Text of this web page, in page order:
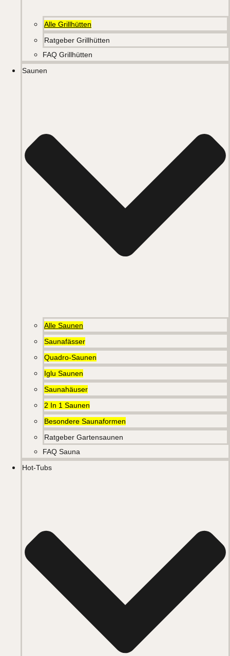
Alle Grillhütten
Ratgeber Grillhütten
FAQ Grillhütten
Saunen
Alle Saunen
Saunafässer
Quadro-Saunen
Iglu Saunen
Saunahäuser
2 In 1 Saunen
Besondere Saunaformen
Ratgeber Gartensaunen
FAQ Sauna
Hot-Tubs